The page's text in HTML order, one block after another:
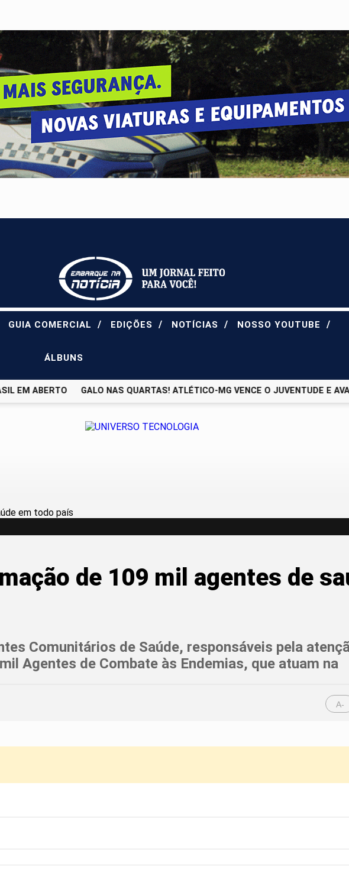
GUIA COMERCIAL / EDIÇÕES / NOTÍCIAS / NOSSO YOUTUBE /
ÁLBUNS
EM ABERTO GALO NAS QUARTAS! ATLÉTICO-MG VENCE O JUVENTUDE E
de 109 mil agentes de
Comunitários de Saúde, responsáveis pela
Agentes de Combate às Endemias, que atuam na
A-